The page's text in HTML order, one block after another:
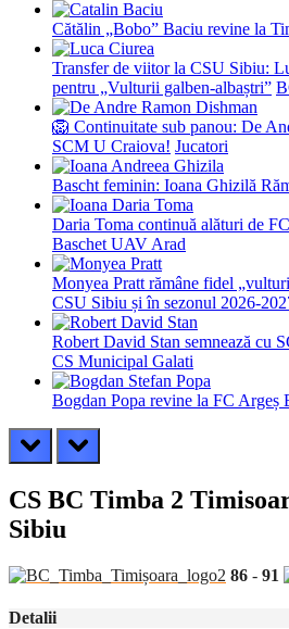
Cătălin „Bobo” Baciu revine la
Transfer de viitor la CSU Sibiu:
pentru „Vulturii galben-albaștri”
🦁 Continuitate sub panou: De
SCM U Craiova! Jucatori
Bascht feminin: Ioana Ghizilă
Daria Toma continuă alături de
Baschet UAV Arad
Monyea Pratt rămâne fidel
CSU Sibiu și în sezonul 2026-
Robert David Stan semnează cu
CS Municipal Galati
Bogdan Popa revine la FC Argeș
prev next
CS BC Timba 2
Sibiu
86 - 91
Detalii